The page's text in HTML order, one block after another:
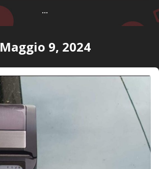
...
Maggio 9, 2024